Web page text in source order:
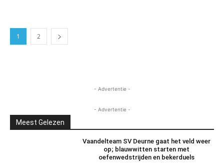
1 2
- Advertentie -
- Advertentie -
Meest Gelezen
Vaandelteam SV Deurne gaat het veld weer
op; blauwwitten starten met
oefenwedstrijden en bekerduels